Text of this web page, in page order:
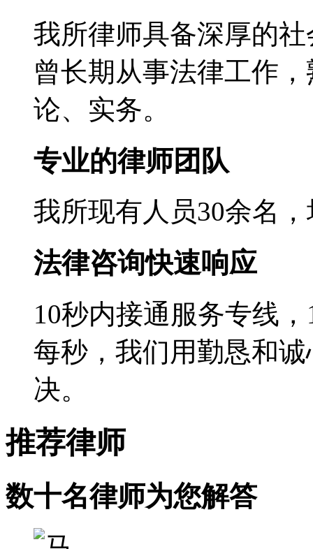
我所律师具备深厚的
曾长期从事法律工作
论、实务。
专业的律师团队
我所现有人员30余名
法律咨询快速响应
10秒内接通服务专线
每秒，我们用勤恳和
决。
推荐律师
数十名律师为您解答